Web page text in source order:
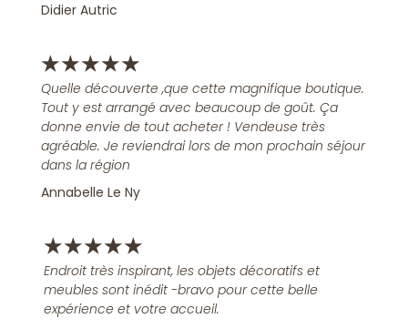
Didier Autric
★★★★★
Quelle découverte ,que cette magnifique boutique.
Tout y est arrangé avec beaucoup de goût. Ça
donne envie de tout acheter ! Vendeuse très
agréable. Je reviendrai lors de mon prochain séjour
dans la région
Annabelle Le Ny
★★★★★
Endroit très inspirant, les objets décoratifs et
meubles sont inédit -bravo pour cette belle
expérience et votre accueil.